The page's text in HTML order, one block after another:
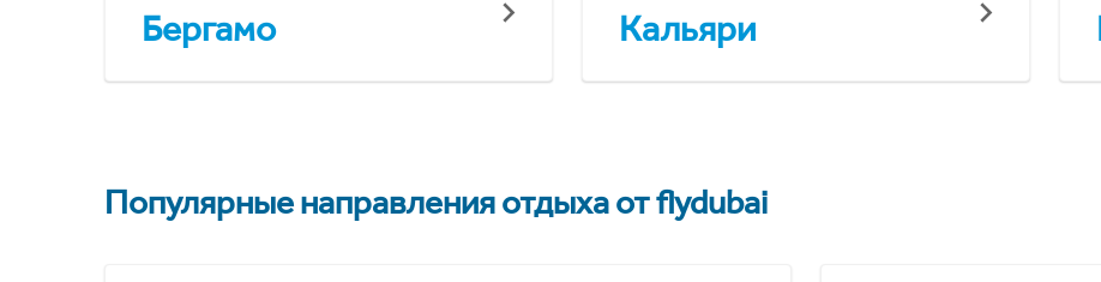
Бергамо Кальяри
Популярные направления отдыха от flydubai